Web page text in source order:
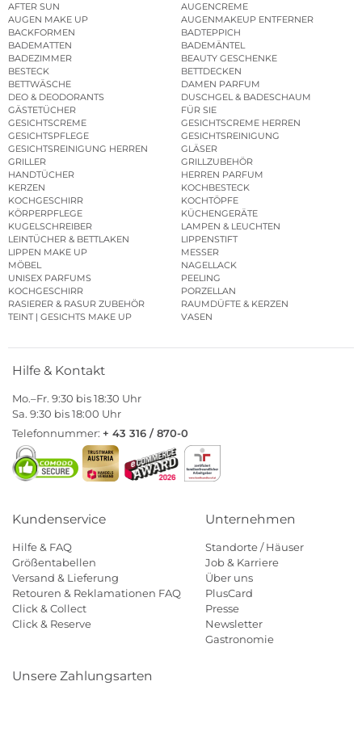
AFTER SUN
AUGENCREME
AUGEN MAKE UP
AUGENMAKEUP ENTFERNER
BACKFORMEN
BADTEPPICH
BADEMATTEN
BADEMÄNTEL
BADEZIMMER
BEAUTY GESCHENKE
BESTECK
BETTDECKEN
BETTWÄSCHE
DAMEN PARFUM
DEO & DEODORANTS
DUSCHGEL & BADESCHAUM
GÄSTETÜCHER
FÜR SIE
GESICHTSCREME
GESICHTSCREME HERREN
GESICHTSPFLEGE
GESICHTSREINIGUNG
GESICHTSREINIGUNG HERREN
GLÄSER
GRILLER
GRILLZUBEHÖR
HANDTÜCHER
HERREN PARFUM
KERZEN
KOCHBESTECK
KOCHGESCHIRR
KOCHTÖPFE
KÖRPERPFLEGE
KÜCHENGERÄTE
KUGELSCHREIBER
LAMPEN & LEUCHTEN
LEINTÜCHER & BETTLAKEN
LIPPENSTIFT
LIPPEN MAKE UP
MESSER
MÖBEL
NAGELLACK
UNISEX PARFUMS
PEELING
KOCHGESCHIRR
PORZELLAN
RASIERER & RASUR ZUBEHÖR
RAUMDÜFTE & KERZEN
TEINT | GESICHTS MAKE UP
VASEN
Hilfe & Kontakt
Mo.–Fr. 9:30 bis 18:30 Uhr
Sa. 9:30 bis 18:00 Uhr
Telefonnummer: + 43 316 / 870-0
Kundenservice
Hilfe & FAQ
Größentabellen
Versand & Lieferung
Retouren & Reklamationen FAQ
Click & Collect
Click & Reserve
Unternehmen
Standorte / Häuser
Job & Karriere
Über uns
PlusCard
Presse
Newsletter
Gastronomie
Unsere Zahlungsarten